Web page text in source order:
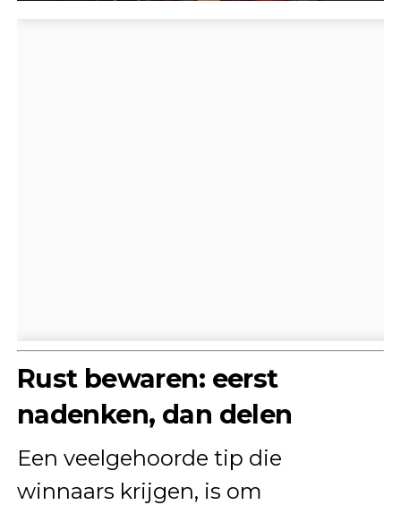
Rust bewaren: eerst
nadenken, dan delen
Een veelgehoorde tip die
winnaars krijgen, is om